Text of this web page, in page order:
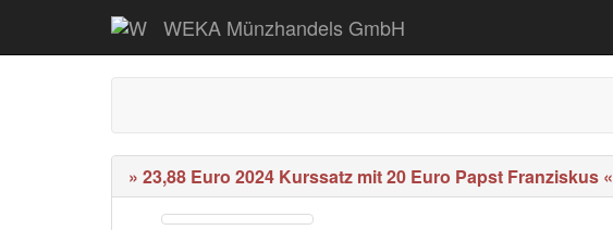
WEKA Münzhandels GmbH
» 23,88 Euro 2024 Kurssatz mit 20 Euro Papst Franziskus «